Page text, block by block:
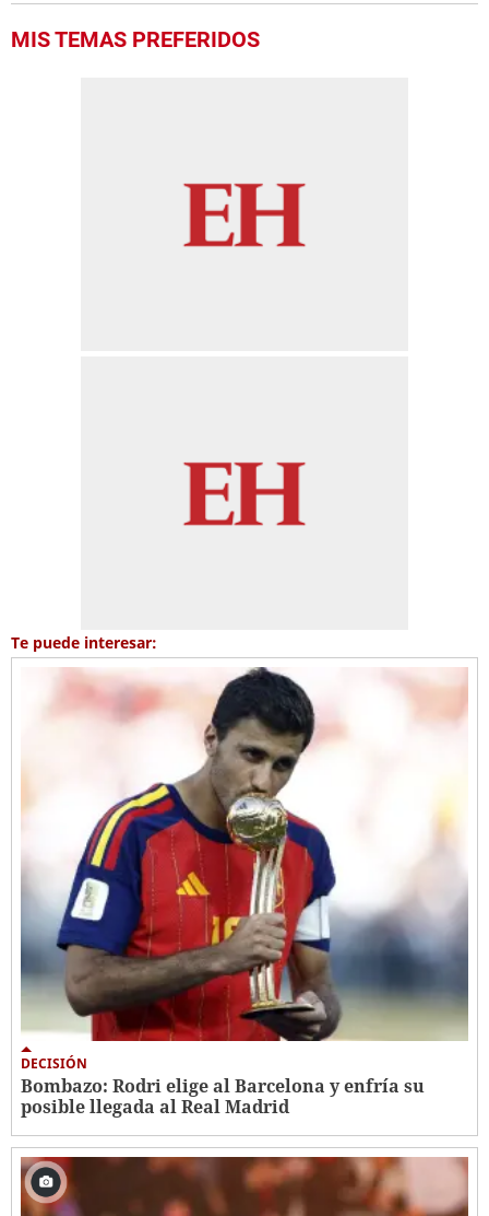
MIS TEMAS PREFERIDOS
Te puede interesar:
DECISIÓN
Bombazo: Rodri elige al Barcelona y enfría su
posible llegada al Real Madrid